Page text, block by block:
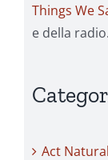
Things We
e della radio.
Act